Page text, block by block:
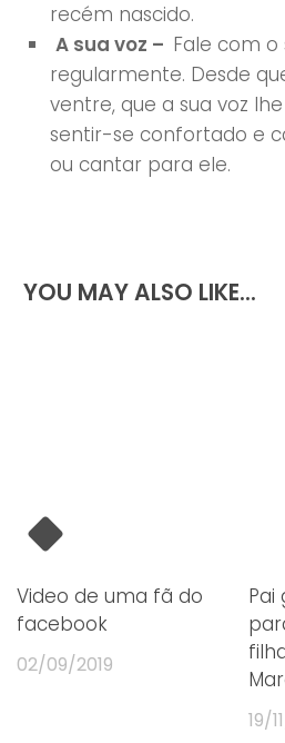
recém nascido.
A sua voz – Fale com
regularmente. Desde
ventre, que a sua voz
sentir-se confortado e
ou cantar para ele.
YOU MAY ALSO LIKE...
Video de uma fã do
facebook
02/09/2019
19/